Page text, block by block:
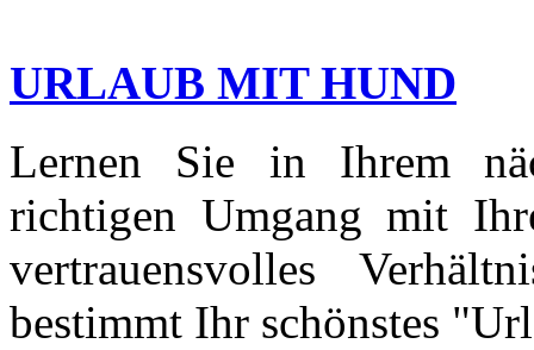
URLAUB MIT HUND
Lernen Sie in Ihrem
richtigen Umgang mit
vertrauensvolles
bestimmt Ihr schönstes